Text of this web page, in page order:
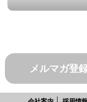
メルマガ登